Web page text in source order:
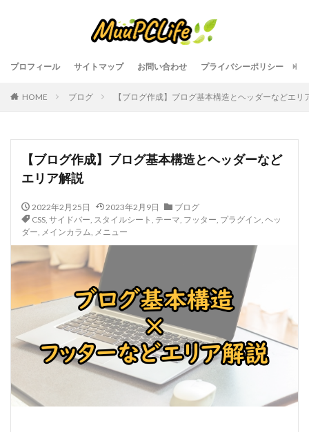
プロフィール サイトマップ お問い合わせ プライバシーポリシー
HOME ブログ 【ブログ作成】ブログ基本構造とヘッダーなどエリ
【ブログ作成】ブログ基本構造とヘッダーなど
エリア解説
2022年2月25日 2023年2月9日
ブログ
CSS, サイドバー, スタイルシート , テーマ, フッター, プラグイン, ヘッ
ダー, メインカラム, メニュー